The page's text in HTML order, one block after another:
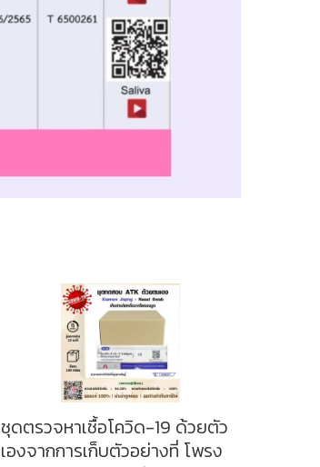
ชุดตรวจหาเชื้อโควิด-19 ด้วยตัว
เองจากการเก็บตัวอย่างที่ โพรง